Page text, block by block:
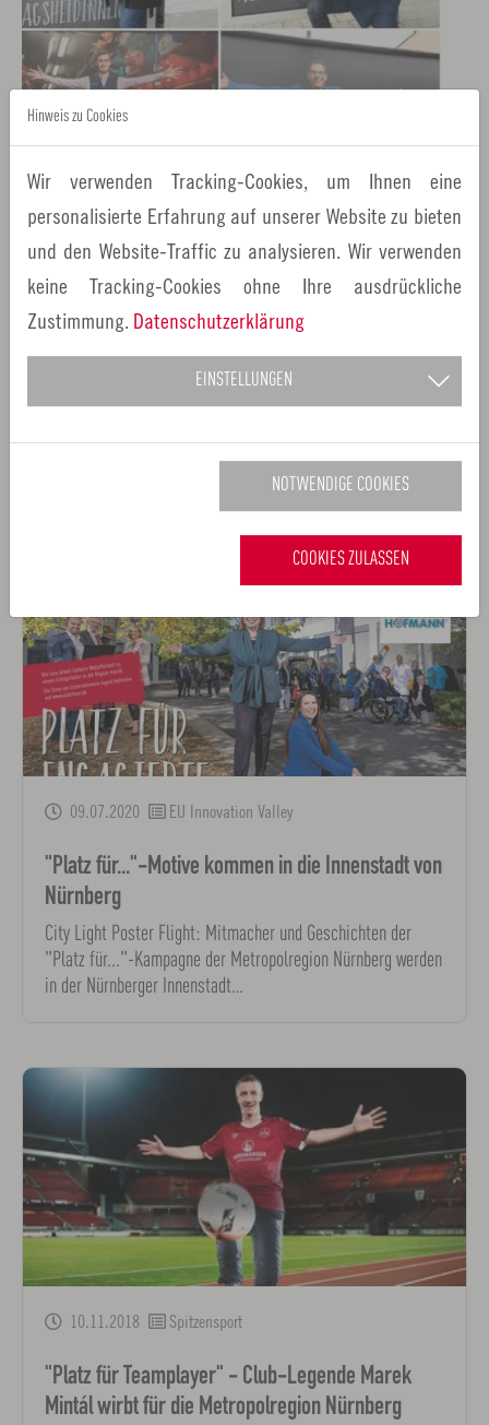
Verwandte Links
Offizielle Website der Imagekampagne "Platz
für...!" Europäische Metropolregion Nürnberg: Platz für
talentierte & engagierte Menschen aus aller Welt
09.07.2020 EU Innovation Valley
"Platz für..."-Motive kommen in die Innenstadt von
Nürnberg
City Light Poster Flight: Mitmacher und Geschichten der
"Platz für..."-Kampagne der Metropolregion Nürnberg werden
in der Nürnberger Innenstadt…
10.11.2018 Spitzensport
"Platz für Teamplayer" - Club-Legende Marek
Mintál wirbt für die Metropolregion Nürnberg
Hinweis zu Cookies
Wir verwenden Tracking-Cookies, um Ihnen eine
personalisierte Erfahrung auf unserer Website zu bieten
und den Website-Traffic zu analysieren. Wir verwenden
keine Tracking-Cookies ohne Ihre ausdrückliche
Zustimmung. Datenschutzerklärung
EINSTELLUNGEN
NOTWENDIGE COOKIES
COOKIES ZULASSEN